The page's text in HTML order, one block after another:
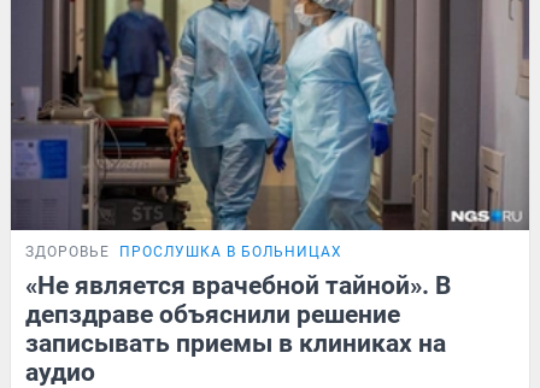
ЗДОРОВЬЕ ПРОСЛУШКА В БОЛЬНИЦАХ
«Не является врачебной тайной». В
депздраве объяснили решение
записывать приемы в клиниках на
аудио